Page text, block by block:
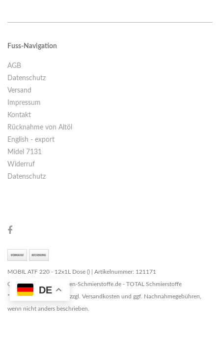
DE
Fuss-Navigation
AGB
Datenschutz
Versand
Impressum
Kontakt
Rücknahme von Altöl
English - export
Midel 7131
Widerruf
Datenschutz
MOBIL ATF 220 - 12x1L Dose () | Artikelnummer: 121171
Copyright © 2026 Marken-Schmierstoffe.de - TOTAL Schmierstoffe
* Alle Preise zzgl. MwSt. zzgl. Versandkosten und ggf. Nachnahmegebühren,
wenn nicht anders beschrieben.